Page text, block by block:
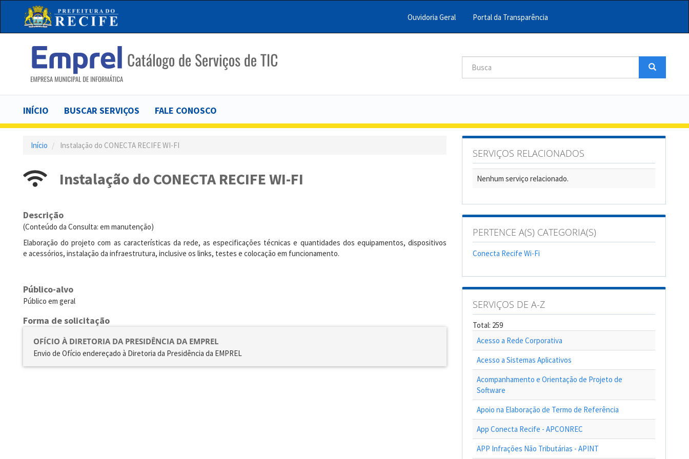
Menu
Ouvidoria Geral Portal da Transparência
Buscar Busca
Main
navigation
INÍCIO BUSCAR SERVIÇOS FALE CONOSCO
Início Instalação do CONECTA RECIFE WI-FI
Instalação do CONECTA RECIFE WI-FI
Descrição
(Conteúdo da Consulta: em manutenção)
Elaboração do projeto com as características da rede, as especificações técnicas e quantidades dos equipamentos, dispositivos
e acessórios, instalação da infraestrutura, inclusive os links, testes e colocação em funcionamento.
Público-alvo
Público em geral
Forma de solicitação
OFÍCIO À DIRETORIA DA PRESIDÊNCIA DA EMPREL
Envio de Ofício endereçado à Diretoria da Presidência da EMPREL
SERVIÇOS RELACIONADOS
Nenhum serviço relacionado.
PERTENCE A(S) CATEGORIA(S)
Conecta Recife Wi-Fi
SERVIÇOS DE A-Z
Total: 259
Acesso a Rede Corporativa
Acesso a Sistemas Aplicativos
Acompanhamento e Orientação de Projeto de
Software
Apoio na Elaboração de Termo de Referência
App Conecta Recife - APCONREC
APP Infrações Não Tributárias - APINT